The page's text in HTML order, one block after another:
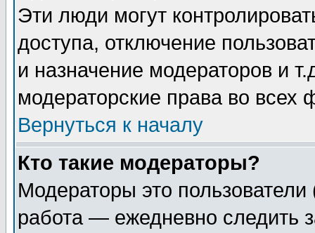
Эти люди могут
доступа, отключение
и назначение модераторов и
модераторские права во всех
Вернуться к началу
Кто такие модераторы?
Модераторы это
работа — ежедневно следить